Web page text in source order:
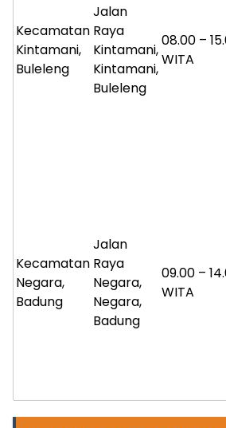
Kecamatan
Kintamani,
Buleleng
Jalan
Raya
Kintamani,
Kintamani,
Buleleng
08.00 –
WITA
Kecamatan
Negara,
Badung
Jalan
Raya
Negara,
Negara,
Badung
09.00 –
WITA